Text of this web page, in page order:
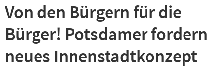
Von den Bürgern für die
Bürger! Potsdamer fordern
neues Innenstadtkonzept